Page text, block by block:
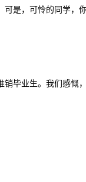
是，可怜的同学，
毕业生。我们感慨